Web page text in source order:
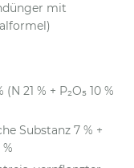
mit
21 % + P₂O₅ 10 %
Substanz 7 % +